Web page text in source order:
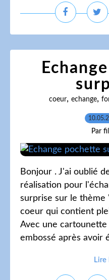
coeur, echange,
Par
Bonjour . J'ai oublié
réalisation pour
surprise sur le thème
coeur qui contient
Avec une cartounette
embossé après avoir
Lire